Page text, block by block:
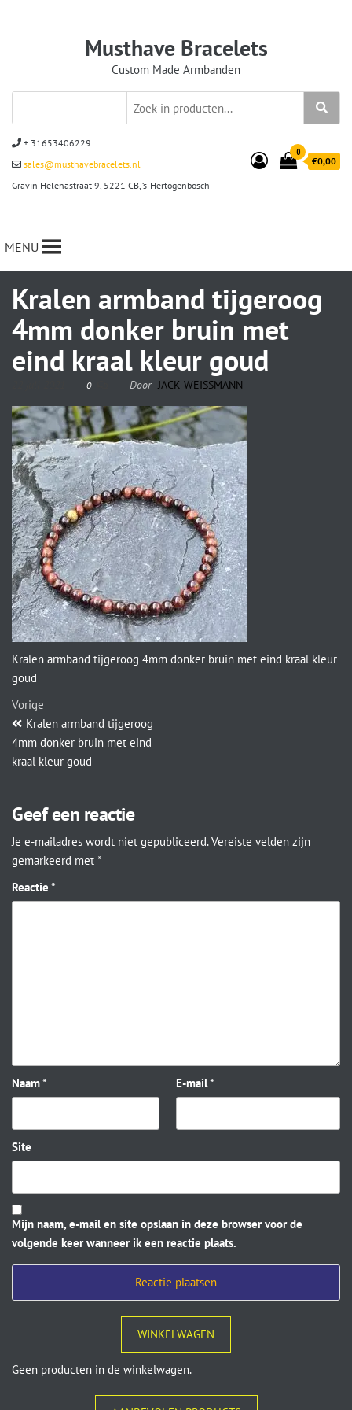
Musthave Bracelets
Custom Made Armbanden
+ 31653406229
sales@musthavebracelets.nl
Gravin Helenastraat 9, 5221 CB, ‘s-Hertogenbosch
0
€0,00
MENU
Kralen armband tijgeroog
4mm donker bruin met
eind kraal kleur goud
0 Door JACK WEISSMANN
Kralen armband tijgeroog 4mm donker bruin met eind kraal kleur
goud
Vorige
Kralen armband tijgeroog
4mm donker bruin met eind
kraal kleur goud
Geef een reactie
Je e-mailadres wordt niet gepubliceerd. Vereiste velden zijn
gemarkeerd met *
Reactie *
Naam* E-mail*
Site
Mijn naam, e-mail en site opslaan in deze browser voor de
volgende keer wanneer ik een reactie plaats.
WINKELWAGEN
Geen producten in de winkelwagen.